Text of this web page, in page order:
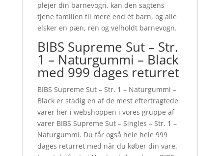
plejer din barnevogn, kan den sagtens
tjene familien til mere end ét barn, og alle
elsker en pæn, ren og velholdt barnevogn.
BIBS Supreme Sut – Str.
1 – Naturgummi – Black
med 999 dages returret
BIBS Supreme Sut – Str. 1 – Naturgummi –
Black er stadig en af de mest eftertragtede
varer her i webshoppen i vores gruppe af
varer BIBS Supreme Sut – Singles – Str. 1 –
Naturgummi. Du får også hele hele 999
dages returret med når du køber din vare.